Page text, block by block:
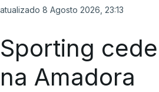
atualizado 8 Agosto 2026, 23:13
Sporting
na Amadora